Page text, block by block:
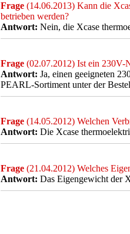
Frage (14.06.2013) Kann die
betrieben werden?
Antwort: Nein, die Xcase
Frage (02.07.2012) Ist ein 230V-
Antwort: Ja, einen geeigneten
PEARL-Sortiment unter der
Frage (14.05.2012) Welchen
Antwort: Die Xcase
Frage (21.04.2012) Welches
Antwort: Das Eigengewicht der